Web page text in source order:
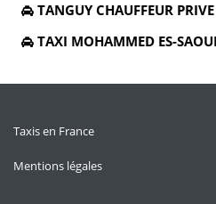
TANGUY CHAUFFEUR PRIVE
TAXI MOHAMMED ES-
Taxis en France
Mentions légales